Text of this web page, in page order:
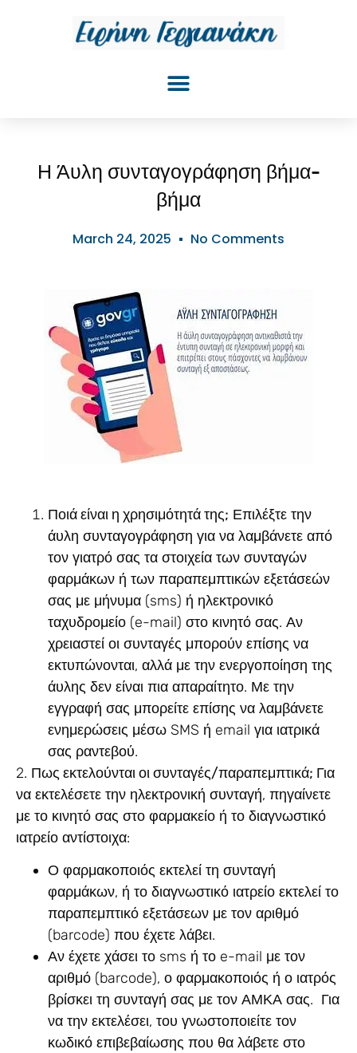
Η Άυλη συνταγογράφηση βήμα-
βήμα
March 24, 2025 No Comments
Ποιά είναι η χρησιμότητά της; Επιλέξτε την
άυλη συνταγογράφηση για να λαμβάνετε από
τον γιατρό σας τα στοιχεία των συνταγών
φαρμάκων ή των παραπεμπτικών εξετάσεών
σας με μήνυμα (sms) ή ηλεκτρονικό
ταχυδρομείο (e-mail) στο κινητό σας. Αν
χρειαστεί οι συνταγές μπορούν επίσης να
εκτυπώνονται, αλλά με την ενεργοποίηση της
άυλης δεν είναι πια απαραίτητο. Με την
εγγραφή σας μπορείτε επίσης να λαμβάνετε
ενημερώσεις μέσω SMS ή email για ιατρικά
σας ραντεβού.
2. Πως εκτελούνται οι συνταγές/παραπεμπτικά; Για
να εκτελέσετε την ηλεκτρονική συνταγή, πηγαίνετε
με το κινητό σας στο φαρμακείο ή το διαγνωστικό
ιατρείο αντίστοιχα:
Ο φαρμακοποιός εκτελεί τη συνταγή
φαρμάκων, ή το διαγνωστικό ιατρείο εκτελεί το
παραπεμπτικό εξετάσεων με τον αριθμό
(barcode) που έχετε λάβει.
Αν έχετε χάσει το sms ή το e-mail με τον
αριθμό (barcode), ο φαρμακοποιός ή ο ιατρός
βρίσκει τη συνταγή σας με τον ΑΜΚΑ σας. Για
να την εκτελέσει, του γνωστοποιείτε τον
κωδικό επιβεβαίωσης που θα λάβετε στο